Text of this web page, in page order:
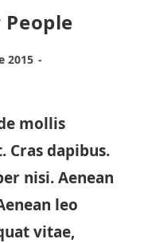
2015
mollis
dapibus.
nisi. Aenean
leo
vitae,